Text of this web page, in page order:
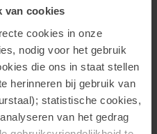
van cookies
cookies in onze
nodig voor het gebruik
die ons in staat stellen
herinneren bij gebruik van
statistische cookies,
van het gedrag
huislift op maat.
kosten met zich
installatie en 2 jaar
periode nemen wij
als gevolg van
onze rekening.